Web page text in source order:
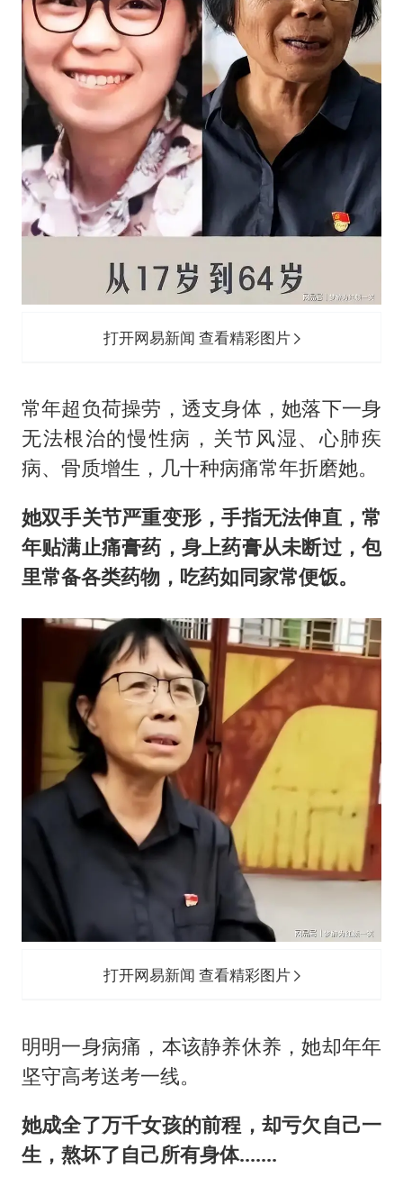
打开网易新闻 查看精彩图片
常年超负荷操劳，透支身体，她落下一身
无法根治的慢性病，关节风湿、心肺疾
病、骨质增生，几十种病痛常年折磨她。
她双手关节严重变形，手指无法伸直，常
年贴满止痛膏药，身上药膏从未断过，包
里常备各类药物，吃药如同家常便饭。
打开网易新闻 查看精彩图片
明明一身病痛，本该静养休养，她却年年
坚守高考送考一线。
她成全了万千女孩的前程，却亏欠自己一
生，熬坏了自己所有身体.......